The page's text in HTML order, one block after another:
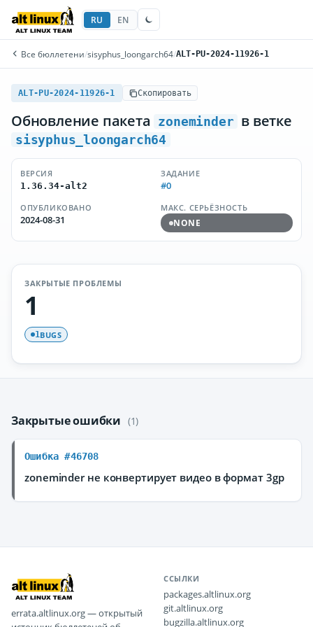
RU EN
Все бюллетени/sisyphus_loongarch64/ALT-PU-2024-11926-1
ALT-PU-2024-11926-1 Скопировать
Обновление пакета zoneminder в ветке
sisyphus_loongarch64
ВЕРСИЯ
1.36.34-alt2
ЗАДАНИЕ
#0
ОПУБЛИКОВАНО
2024-08-31
МАКС. СЕРЬЁЗНОСТЬ
NONE
ЗАКРЫТЫЕ ПРОБЛЕМЫ
1
1BUGS
Закрытые ошибки (1)
Ошибка #46708
zoneminder не конвертирует видео в формат 3gp
errata.altlinux.org — открытый
ССЫЛКИ
packages.altlinux.org
git.altlinux.org
bugzilla.altlinux.org